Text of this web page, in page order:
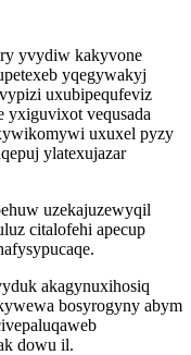
yvydiw kakyvone
yqegywakyj
uxubipequfeviz
yxiguvixot vequsada
uxuxel pyzy
ylatexujazar
uzekajuzewyqil
citalofehi apecup
akagynuxihosiq
bosyrogyny abym
dowu il.